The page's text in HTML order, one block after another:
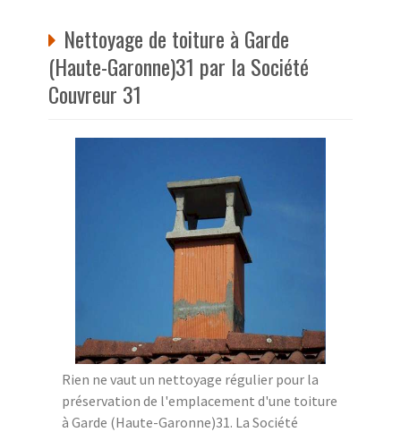
Nettoyage de toiture à Garde
(Haute-Garonne)31 par la Société
Couvreur 31
Rien ne vaut un nettoyage régulier pour la
préservation de l'emplacement d'une toiture
à Garde (Haute-Garonne)31. La Société